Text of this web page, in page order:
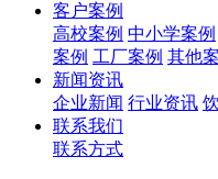
客户案例
高校案例 中小学案例
案例 工厂案例 其他
新闻资讯
企业新闻 行业资讯
联系我们
联系方式